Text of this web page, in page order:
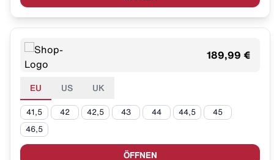
189,99 €
EU US UK
41,5 42 42,5 43 44 44,5 45
46,5
ÖFFNEN